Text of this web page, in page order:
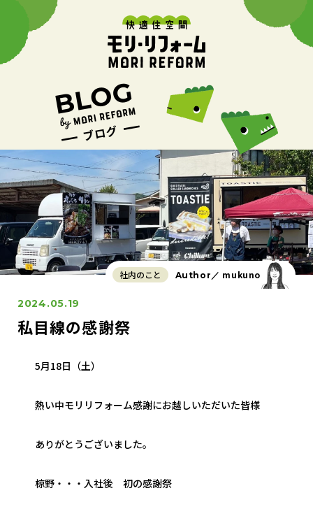
社内のこと Author／ mukuno
2024.05.19
私目線の感謝祭
5月18日（土）
熱い中モリリフォーム感謝にお越しいただいた皆様
ありがとうございました。
椋野・・・入社後 初の感謝祭